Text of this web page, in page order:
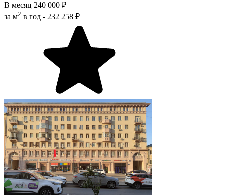
В месяц 240 000 ₽
за м2 в год - 232 258 ₽